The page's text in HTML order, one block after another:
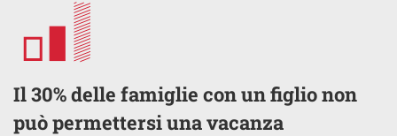
Il 30% delle famiglie con un figlio non
può permettersi una vacanza